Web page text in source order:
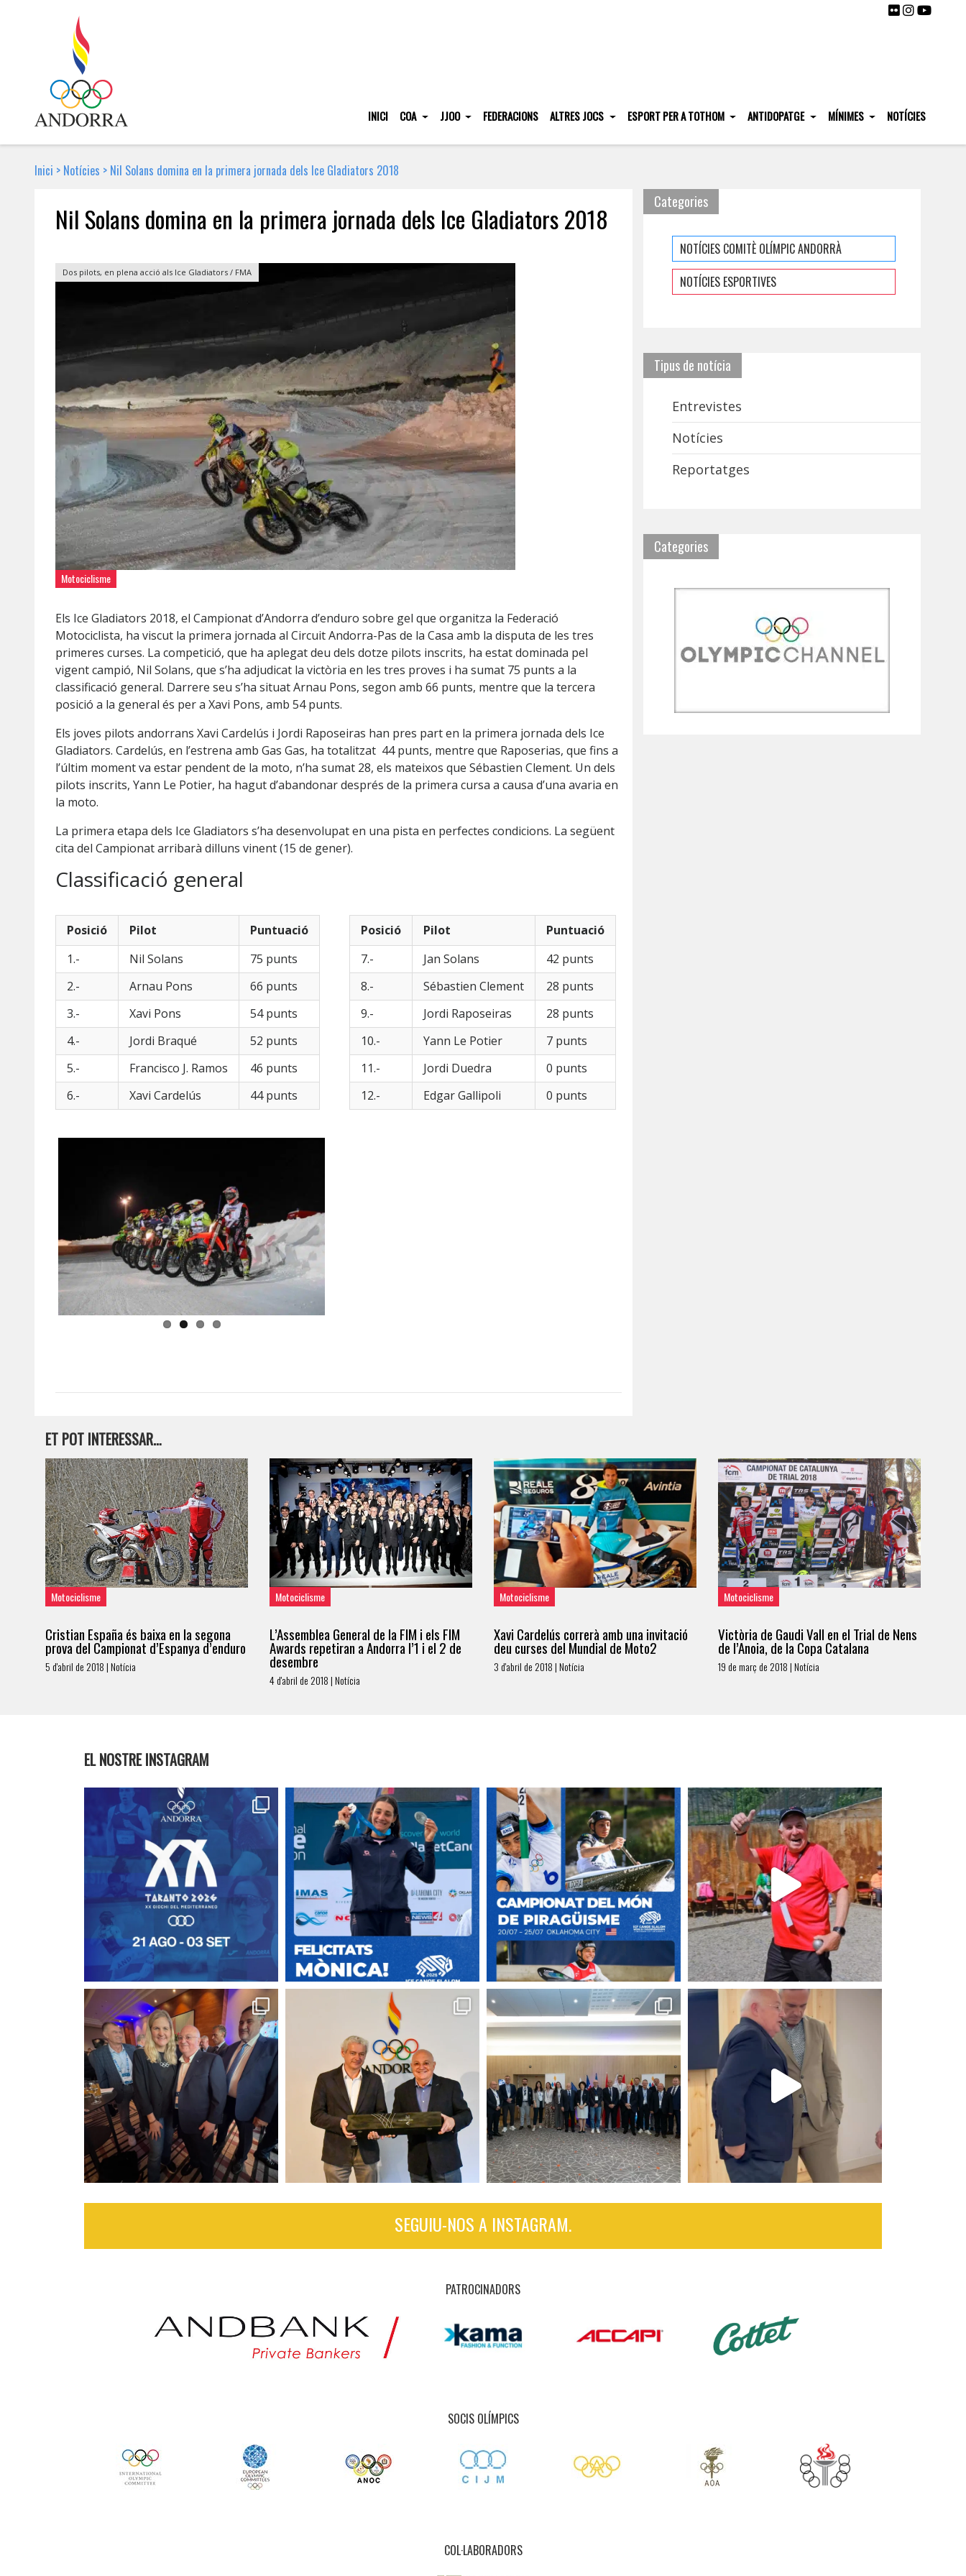
INICI COA JJOO FEDERACIONS ALTRES JOCS ESPORT PER A TOTHOM ANTIDOPATGE MÍNIMES NOTÍCIES
Inici > Notícies > Nil Solans domina en la primera jornada dels Ice Gladiators 2018
Nil Solans domina en la primera jornada dels Ice Gladiators 2018
Dos pilots, en plena acció als Ice Gladiators / FMA
Motociclisme
Els Ice Gladiators 2018, el Campionat d’Andorra d’enduro sobre gel que organitza la Federació
Motociclista, ha viscut la primera jornada al Circuit Andorra-Pas de la Casa amb la disputa de les tres
primeres curses. La competició, que ha aplegat deu dels dotze pilots inscrits, ha estat dominada pel
vigent campió, Nil Solans, que s’ha adjudicat la victòria en les tres proves i ha sumat 75 punts a la
classificació general. Darrere seu s’ha situat Arnau Pons, segon amb 66 punts, mentre que la tercera
posició a la general és per a Xavi Pons, amb 54 punts.
Els joves pilots andorrans Xavi Cardelús i Jordi Raposeiras han pres part en la primera jornada dels Ice
Gladiators. Cardelús, en l’estrena amb Gas Gas, ha totalitzat 44 punts, mentre que Raposerias, que fins a
l’últim moment va estar pendent de la moto, n’ha sumat 28, els mateixos que Sébastien Clement. Un dels
pilots inscrits, Yann Le Potier, ha hagut d’abandonar després de la primera cursa a causa d’una avaria en
la moto.
La primera etapa dels Ice Gladiators s’ha desenvolupat en una pista en perfectes condicions. La següent
cita del Campionat arribarà dilluns vinent (15 de gener).
Classificació general
Posició Pilot
Puntuació
1.-
Nil Solans
75 punts
2.-
Arnau Pons
66 punts
3.-
Xavi Pons
54 punts
4.-
Jordi Braqué
52 punts
5.-
Francisco J. Ramos
46 punts
6.-
Xavi Cardelús 44 punts
Posició Pilot
Puntuació
7.-
Jan Solans
42 punts
8.-
Sébastien Clement
28 punts
9.-
Jordi Raposeiras
28 punts
10.-
Yann Le Potier
7 punts
11.-
Jordi Duedra
0 punts
12.-
Edgar Gallipoli 0 punts
Categories
NOTÍCIES COMITÈ OLÍMPIC ANDORRÀ
NOTÍCIES ESPORTIVES
Tipus de notícia
Entrevistes
Notícies
Reportatges
Categories
ET POT INTERESSAR…
Motociclisme
Cristian España és baixa en la segona
prova del Campionat d’Espanya d’enduro
5 d'abril de 2018 | Notícia
Motociclisme
L’Assemblea General de la FIM i els FIM
Awards repetiran a Andorra l’1 i el 2 de
desembre
4 d'abril de 2018 | Notícia
Motociclisme
Xavi Cardelús correrà amb una invitació
deu curses del Mundial de Moto2
3 d'abril de 2018 | Notícia
Motociclisme
Victòria de Gaudi Vall en el Trial de Nens
de l’Anoia, de la Copa Catalana
19 de març de 2018 | Notícia
EL NOSTRE INSTAGRAM
SEGUIU-NOS A INSTAGRAM.
PATROCINADORS
SOCIS OLÍMPICS
COL·LABORADORS